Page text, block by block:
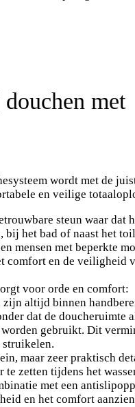
met
wordt met de
en veilige
steun waar dat
bij het bad of naast het
mensen met beperkte
comfort en de veiligheid
voor orde en comfort:
altijd binnen
dat de doucheruimte
gebruikt. Dit
maar zeer praktisch
te zetten tijdens het
met een
en het comfort